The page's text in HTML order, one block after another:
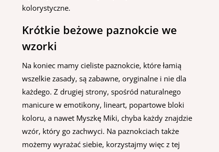
kolorystyczne.
Krótkie beżowe paznokcie we
wzorki
Na koniec mamy cieliste paznokcie, które łamią
wszelkie zasady, są zabawne, oryginalne i nie dla
każdego. Z drugiej strony, spośród naturalnego
manicure w emotikony, lineart, popartowe bloki
koloru, a nawet Myszkę Miki, chyba każdy znajdzie
wzór, który go zachwyci. Na paznokciach także
możemy wyrażać siebie, korzystajmy więc z tej